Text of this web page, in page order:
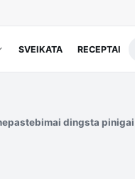
SVEIKATA RECEPTAI
dingsta pinigai